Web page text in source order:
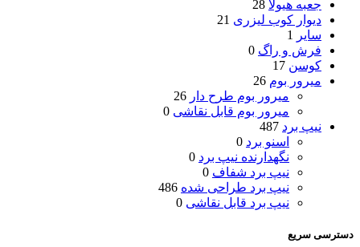
جعبه هیولا 28
دیوار کوب لیزری 21
سایر 1
فرش و راگ 0
کوسن 17
میرور بوم 26
میرور بوم طرح دار 26
میرور بوم قابل نقاشی 0
نیپ برد 487
اسنو برد 0
نگهدارنده نیپ برد 0
نیپ برد شفاف 0
نیپ برد طراحی شده 486
نیپ برد قابل نقاشی 0
دسترسی سریع